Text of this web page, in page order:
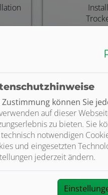
von
rundum wohler
wohltuend massiert.
solche Details, die Ihr
erzielen.
Zustimmung können Sie
auf dieser
zu bieten. Sie
notwendigen
und eingesetzten
jederzeit ändern.